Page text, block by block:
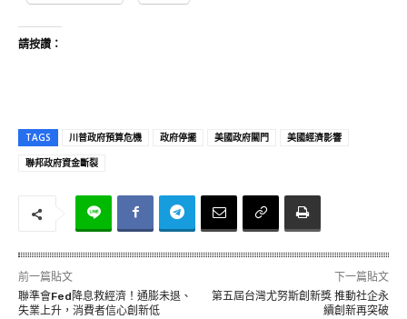
請按讚：
TAGS 川普政府預算危機 政府停擺 美國政府關門
美國經濟影響
聯邦政府資金斷裂
前一篇貼文
聯準會Fed降息救經濟！通膨未退、
失業上升，消費者信心創新低
下一篇貼文
第五屆台灣尤努斯創新獎 推動社企永
續創新再突破